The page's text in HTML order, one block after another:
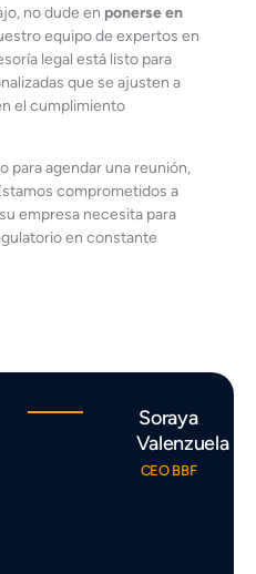
no dude en ponerse en
equipo de expertos en
legal está listo para
que se ajusten a
el cumplimiento
para agendar una reunión,
comprometidos a
empresa necesita para
en constante
Soraya
Valenzuela
CEO BBF